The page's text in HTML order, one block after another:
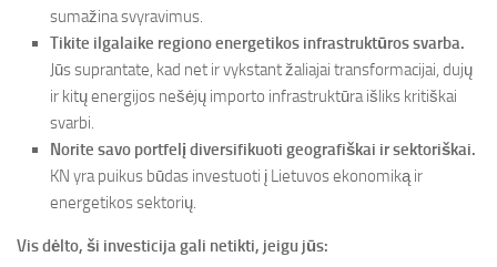
sumažina svyravimus.
Tikite ilgalaike regiono energetikos infrastruktūros svarba.
Jūs suprantate, kad net ir vykstant žaliajai transformacijai, dujų
ir kitų energijos nešėjų importo infrastruktūra išliks kritiškai
svarbi.
Norite savo portfelį diversifikuoti geografiškai ir sektoriškai.
KN yra puikus būdas investuoti į Lietuvos ekonomiką ir
energetikos sektorių.
Vis dėlto, ši investicija gali netikti, jeigu jūs: